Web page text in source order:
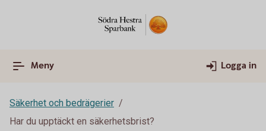
Meny Logga in
Säkerhet och bedrägerier
Har du upptäckt en säkerhetsbrist?